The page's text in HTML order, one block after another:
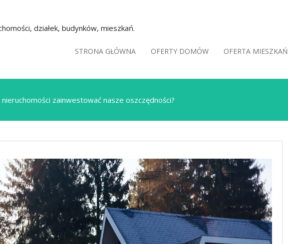
działek, budynków, mieszkań.
STRONA GŁÓWNA OFERTY DOMÓW OFERTA MIESZKAŃ
nieruchomości zainwestować nasze oszczędności?